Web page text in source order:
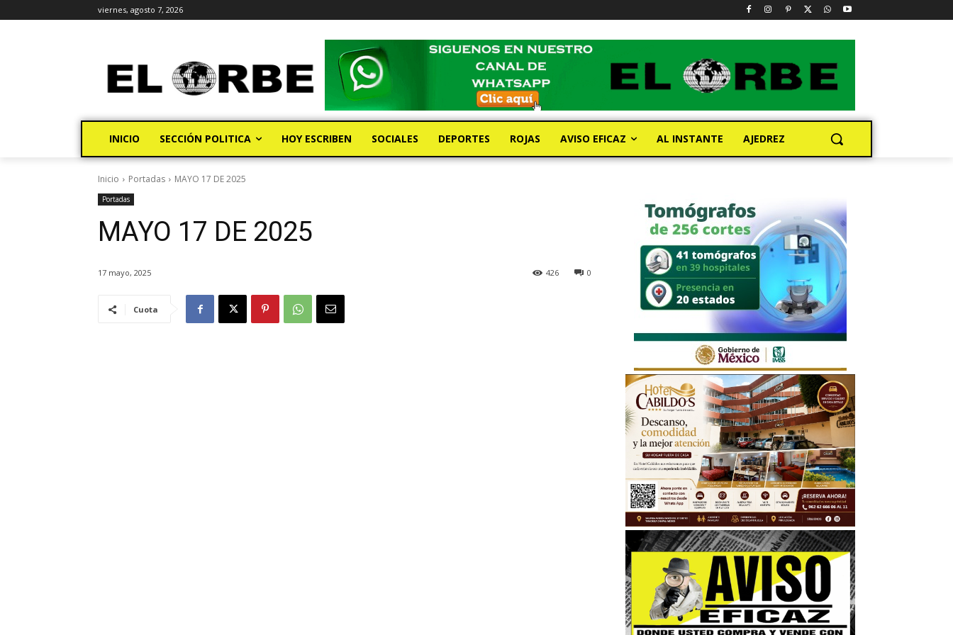
viernes, agosto 7, 2026
INICIO SECCIÓN POLITICA HOY ESCRIBEN SOCIALES DEPORTES ROJAS AVISO EFICAZ AL INSTANTE AJEDREZ
Inicio Portadas MAYO 17 DE 2025
Portadas
MAYO 17 DE 2025
17 mayo, 2025 0
426
Cuota